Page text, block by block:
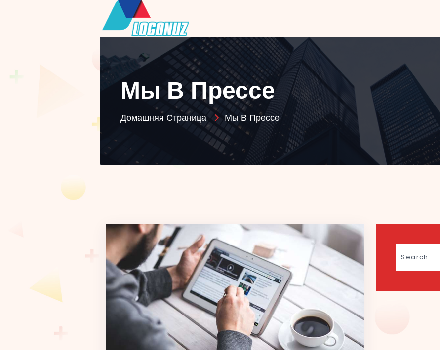
Мы В Прессе
Домашняя Страница Мы В Прессе